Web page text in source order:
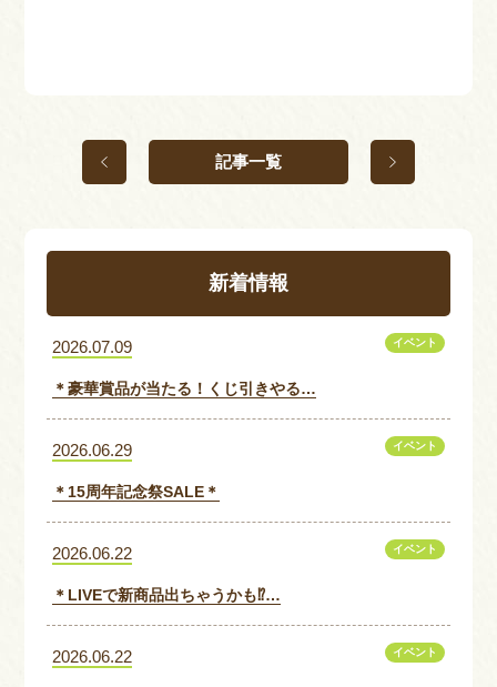
記事一覧
新着情報
2026.07.09 イベント
＊豪華賞品が当たる！くじ引きやる…
2026.06.29 イベント
＊15周年記念祭SALE＊
2026.06.22 イベント
＊LIVEで新商品出ちゃうかも⁉…
2026.06.22 イベント